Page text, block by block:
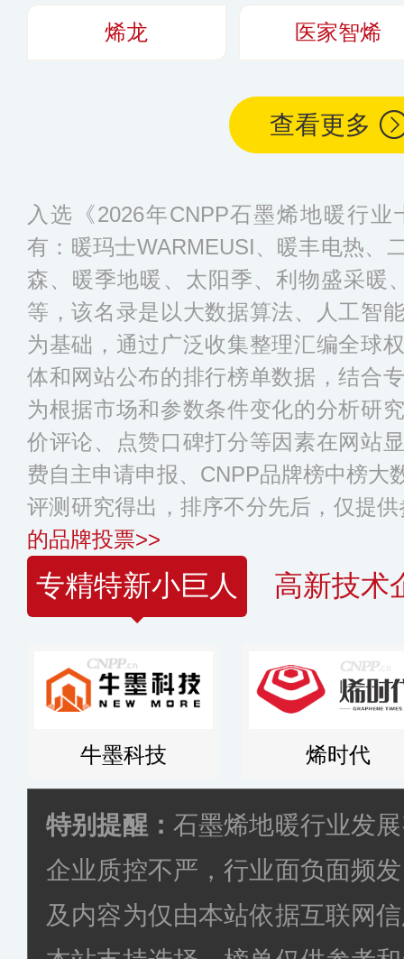
欧亚、澳洲等多
业知名企业。更多
烯龙 医家智烯
查看更多
入选《2026年CNPP石墨烯地暖行
有：暖玛士WARMEUSI、暖丰电热、
森、暖季地暖、太阳季、利物盛采暖
等，该名录是以大数据算法、人工智
为基础，通过广泛收集整理汇编全球
体和网站公布的排行榜单数据，结合
为根据市场和参数条件变化的分析研
价评论、点赞口碑打分等因素在网站
费自主申请申报、CNPP品牌榜中榜大
评测研究得出，排序不分先后，仅提
的品牌投票>>
专精特新小巨人 高新技术
牛墨科技 烯时代
特别提醒： 石墨烯地暖行业发
企业质控不严，行业面负面频
及内容为仅由本站依据互联网